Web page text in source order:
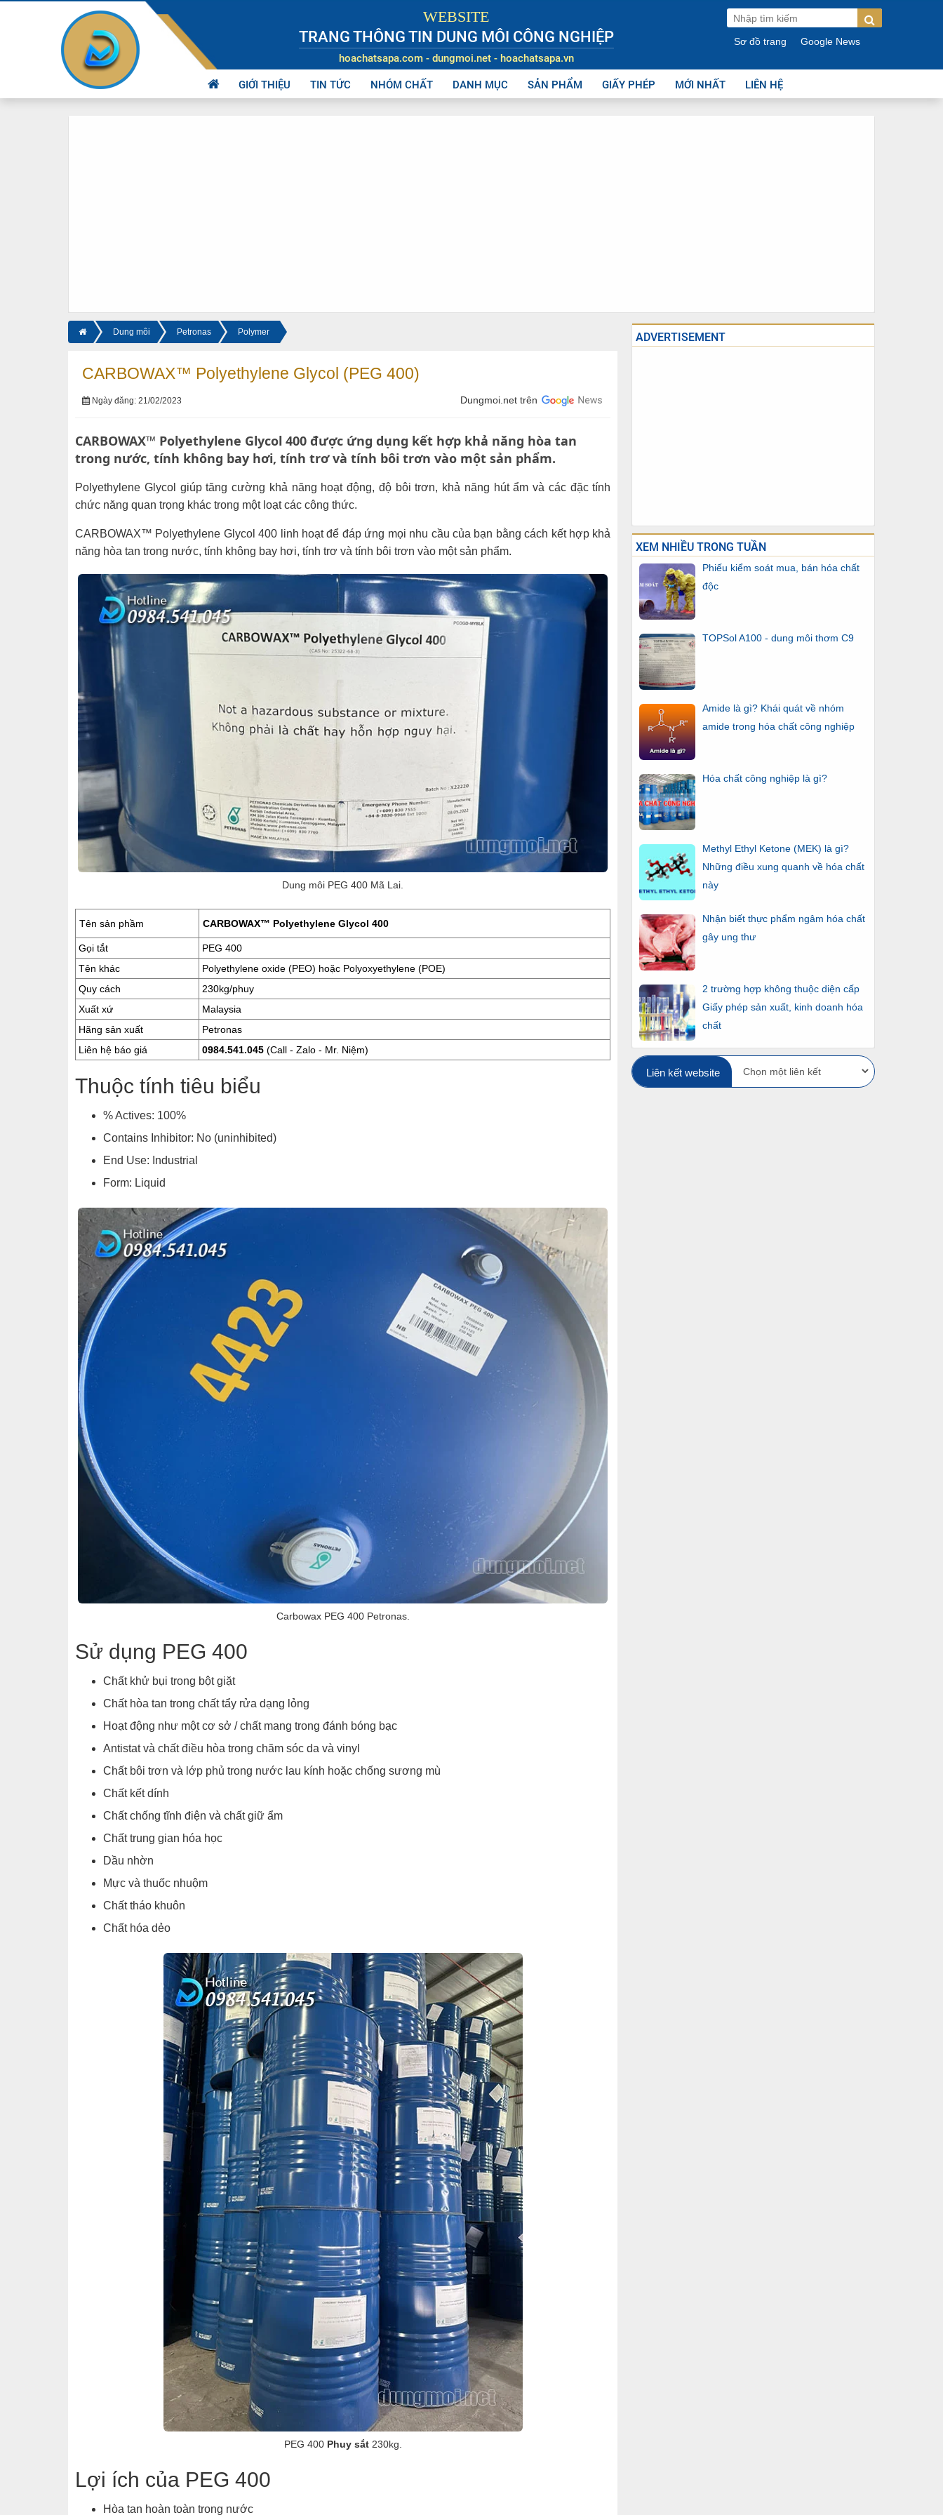
GIỚI THIỆU TIN TỨC NHÓM CHẤT DANH MỤC SẢN PHẨM GIẤY PHÉP MỚI NHẤT LIÊN HỆ
WEBSITE
TRANG THÔNG TIN DUNG MÔI CÔNG NGHIỆP
hoachatsapa.com - dungmoi.net - hoachatsapa.vn
Sơ đồ trang Google News
Dung môi Petronas Polymer
CARBOWAX™ Polyethylene Glycol (PEG 400)
Ngày đăng: 21/02/2023 Dungmoi.net trên
CARBOWAX™ Polyethylene Glycol 400 được ứng dụng kết hợp khả năng hòa tan
trong nước, tính không bay hơi, tính trơ và tính bôi trơn vào một sản phẩm.
Polyethylene Glycol giúp tăng cường khả năng hoạt động, độ bôi trơn, khả năng hút ẩm và các đặc tính
chức năng quan trọng khác trong một loạt các công thức.
CARBOWAX™ Polyethylene Glycol 400 linh hoạt để đáp ứng mọi nhu cầu của bạn bằng cách kết hợp khả
năng hòa tan trong nước, tính không bay hơi, tính trơ và tính bôi trơn vào một sản phẩm.
Dung môi PEG 400 Mã Lai.
Tên sản phầm CARBOWAX™ Polyethylene Glycol 400
Gọi tắt
PEG 400
Tên khác
Polyethylene oxide (PEO) hoặc Polyoxyethylene (POE)
Quy cách
230kg/phuy
Xuất xứ
Malaysia
Hãng sản xuất
Petronas
Liên hệ báo giá
0984.541.045 (Call - Zalo - Mr. Niệm)
Thuộc tính tiêu biểu
% Actives: 100%
Contains Inhibitor: No (uninhibited)
End Use: Industrial
Form: Liquid
Carbowax PEG 400 Petronas.
Sử dụng PEG 400
Chất khử bụi trong bột giặt
Chất hòa tan trong chất tẩy rửa dạng lỏng
Hoạt động như một cơ sở / chất mang trong đánh bóng bạc
Antistat và chất điều hòa trong chăm sóc da và vinyl
Chất bôi trơn và lớp phủ trong nước lau kính hoặc chống sương mù
Chất kết dính
Chất chống tĩnh điện và chất giữ ẩm
Chất trung gian hóa học
Dầu nhờn
Mực và thuốc nhuộm
Chất tháo khuôn
Chất hóa dẻo
PEG 400 Phuy sắt230kg.
Lợi ích của PEG 400
Hòa tan hoàn toàn trong nước
ADVERTISEMENT
XEM NHIỀU TRONG TUẦN
Phiếu kiểm soát mua, bán hóa chất
độc
TOPSol A100 - dung môi thơm C9
Amide là gì? Khái quát về nhóm
amide trong hóa chất công nghiệp
Hóa chất công nghiệp là gì?
Methyl Ethyl Ketone (MEK) là gì?
Những điều xung quanh về hóa chất
này
Nhận biết thực phẩm ngâm hóa chất
gây ung thư
2 trường hợp không thuộc diện cấp
Giấy phép sản xuất, kinh doanh hóa
chất
Liên kết website